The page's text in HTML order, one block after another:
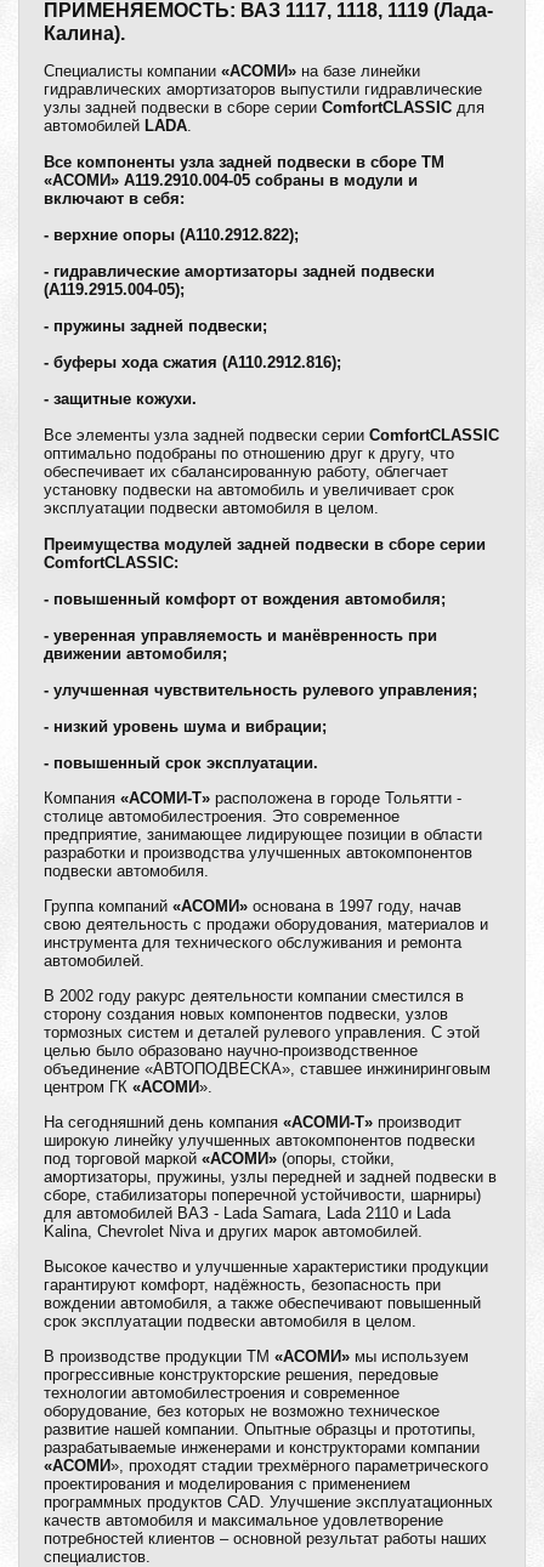
ПРИМЕНЯЕМОСТЬ: ВАЗ 1117, 1118, 1119 (Лада-
Калина).
Специалисты компании «АСОМИ» на базе линейки
гидравлических амортизаторов выпустили гидравлические
узлы задней подвески в сборе серии ComfortCLASSIC для
автомобилей LADA
Все компоненты узла задней подвески в сборе ТМ
«АСОМИ» А119.2910.004-05 собраны в модули и
включают в себя:
- верхние опоры (А110.2912.822);
- гидравлические амортизаторы задней подвески
(А119.2915.004-05);
- пружины задней подвески;
- буферы хода сжатия (А110.2912.816);
- защитные кожухи.
Все элементы узла задней подвески серии ComfortCLASSIC
оптимально подобраны по отношению друг к другу, что
обеспечивает их сбалансированную работу, облегчает
установку подвески на автомобиль и увеличивает срок
эксплуатации подвески автомобиля в целом.
Преимущества модулей задней подвески в сборе серии
ComfortCLASSIC:
- повышенный комфорт от вождения автомобиля;
- уверенная управляемость и манёвренность при
движении автомобиля;
- улучшенная чувствительность рулевого управления;
- низкий уровень шума и вибрации;
- повышенный срок эксплуатации.
Компания «АСОМИ-Т» расположена в городе Тольятти -
столице автомобилестроения. Это современное
предприятие, занимающее лидирующее позиции в области
разработки и производства улучшенных автокомпонентов
подвески автомобиля.
Группа компаний «АСОМИ» основана в 1997 году, начав
свою деятельность с продажи оборудования, материалов и
инструмента для технического обслуживания и ремонта
автомобилей.
В 2002 году ракурс деятельности компании сместился в
сторону создания новых компонентов подвески, узлов
тормозных систем и деталей рулевого управления. С этой
целью было образовано научно-производственное
объединение «АВТОПОДВЕСКА», ставшее инжиниринговым
центром ГК «АСОМИ».
На сегодняшний день компания «АСОМИ-Т» производит
широкую линейку улучшенных автокомпонентов подвески
под торговой маркой «АСОМИ» (опоры, стойки,
амортизаторы, пружины, узлы передней и задней подвески в
сборе, стабилизаторы поперечной устойчивости, шарниры)
для автомобилей ВАЗ - Lada Samara, Lada 2110 и Lada
Kalina, Chevrolet Niva и других марок автомобилей.
Высокое качество и улучшенные характеристики продукции
гарантируют комфорт, надёжность, безопасность при
вождении автомобиля, а также обеспечивают повышенный
срок эксплуатации подвески автомобиля в целом.
В производстве продукции ТМ «АСОМИ» мы используем
прогрессивные конструкторские решения, передовые
технологии автомобилестроения и современное
оборудование, без которых не возможно техническое
развитие нашей компании. Опытные образцы и прототипы,
разрабатываемые инженерами и конструкторами компании
«АСОМИ», проходят стадии трехмёрного параметрического
проектирования и моделирования с применением
программных продуктов CAD. Улучшение эксплуатационных
качеств автомобиля и максимальное удовлетворение
потребностей клиентов – основной результат работы наших
специалистов.